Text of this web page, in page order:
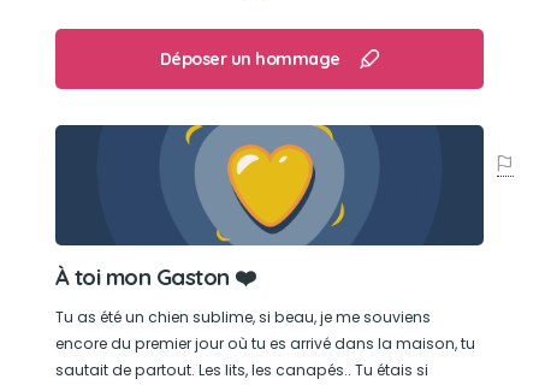
Jaloux, possessif, reconnaissant envers sa
famille, pleins d'amour, gentil
Son loisir préféré
La promenade en laisse !
Déposer un hommage
À toi mon Gaston ❤️
Tu as été un chien sublime, si beau, je me souviens
encore du premier jour où tu es arrivé dans la maison, tu
sautait de partout. Les lits, les canapés.. Tu étais si